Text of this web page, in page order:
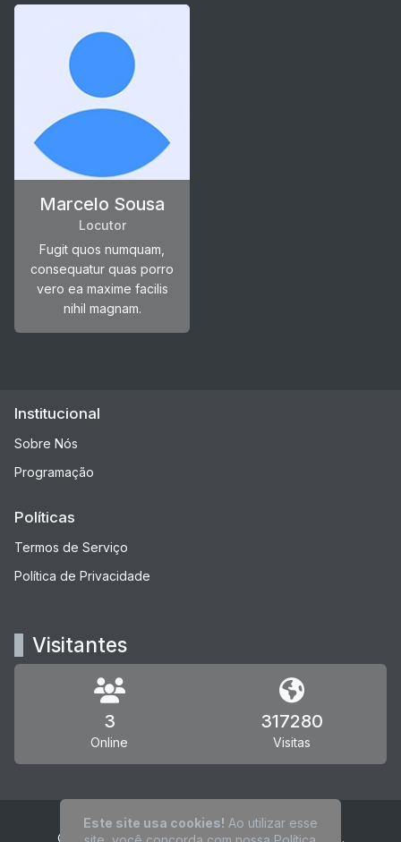
Marcelo Sousa
Locutor
Fugit quos numquam,
consequatur quas porro
vero ea maxime facilis
nihil magnam.
Institucional
Sobre Nós
Programação
Políticas
Termos de Serviço
Política de Privacidade
Visitantes
3
Online
317280
Visitas
© Rádio Canoas - Todos os direitos reservados.
Este site usa cookies! Ao utilizar esse